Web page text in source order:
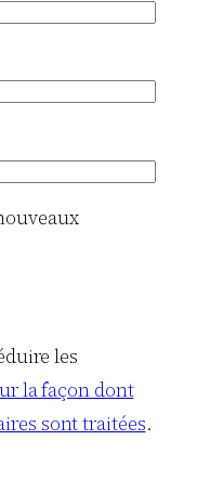
les
la façon dont
sont traitées.